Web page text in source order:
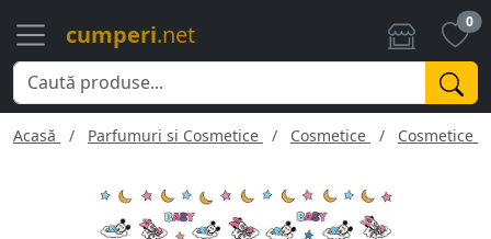
cumperi.net 0
Acasă Parfumuri si Cosmetice Cosmetice Cosmetice